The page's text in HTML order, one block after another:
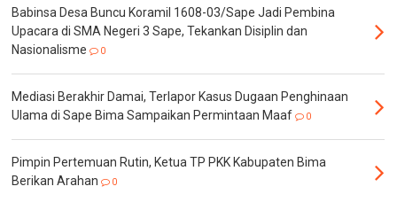
Babinsa Desa Buncu Koramil 1608-03/Sape Jadi Pembina
Upacara di SMA Negeri 3 Sape, Tekankan Disiplin dan
Nasionalisme
0
Mediasi Berakhir Damai, Terlapor Kasus Dugaan Penghinaan
Ulama di Sape Bima Sampaikan Permintaan Maaf
0
Pimpin Pertemuan Rutin, Ketua TP PKK Kabupaten Bima
Berikan Arahan
0